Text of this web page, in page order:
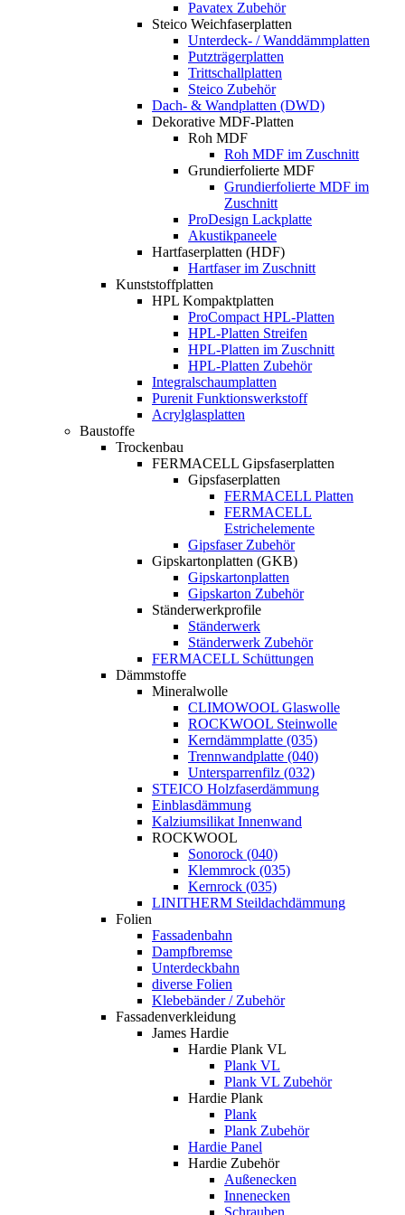
Pavatex Zubehör
Steico Weichfaserplatten
Unterdeck- / Wanddämmplatten
Putzträgerplatten
Trittschallplatten
Steico Zubehör
Dach- & Wandplatten (DWD)
Dekorative MDF-Platten
Roh MDF
Roh MDF im Zuschnitt
Grundierfolierte MDF
Grundierfolierte MDF im
Zuschnitt
ProDesign Lackplatte
Akustikpaneele
Hartfaserplatten (HDF)
Hartfaser im Zuschnitt
Kunststoffplatten
HPL Kompaktplatten
ProCompact HPL-Platten
HPL-Platten Streifen
HPL-Platten im Zuschnitt
HPL-Platten Zubehör
Integralschaumplatten
Purenit Funktionswerkstoff
Acrylglasplatten
Baustoffe
Trockenbau
FERMACELL Gipsfaserplatten
Gipsfaserplatten
FERMACELL Platten
FERMACELL
Estrichelemente
Gipsfaser Zubehör
Gipskartonplatten (GKB)
Gipskartonplatten
Gipskarton Zubehör
Ständerwerkprofile
Ständerwerk
Ständerwerk Zubehör
FERMACELL Schüttungen
Dämmstoffe
Mineralwolle
CLIMOWOOL Glaswolle
ROCKWOOL Steinwolle
Kerndämmplatte (035)
Trennwandplatte (040)
Untersparrenfilz (032)
STEICO Holzfaserdämmung
Einblasdämmung
Kalziumsilikat Innenwand
ROCKWOOL
Sonorock (040)
Klemmrock (035)
Kernrock (035)
LINITHERM Steildachdämmung
Folien
Fassadenbahn
Dampfbremse
Unterdeckbahn
diverse Folien
Klebebänder / Zubehör
Fassadenverkleidung
James Hardie
Hardie Plank VL
Plank VL
Plank VL Zubehör
Hardie Plank
Plank
Plank Zubehör
Hardie Panel
Hardie Zubehör
Außenecken
Innenecken
Schrauben